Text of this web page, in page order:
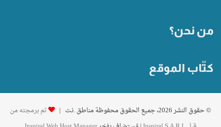
من نحن؟
كتّاب الموقع
© حقوق النشر 2026، جميع الحقوق محفوظة مناطق .نت |
تم برمجته من